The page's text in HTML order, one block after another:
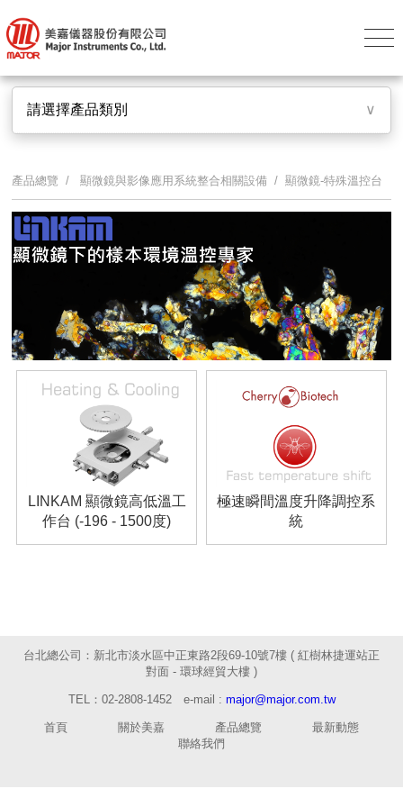
請選擇產品類別 ∨
產品總覽 / 顯微鏡與影像應用系統整合相關設備 / 顯微鏡-特殊溫控台
LINKAM 顯微鏡高低溫工
作台 (-196 - 1500度)
極速瞬間溫度升降調控系
統
台北總公司：新北市淡水區中正東路2段69-10號7樓 ( 紅樹林捷運站正
對面 - 環球經貿大樓 )
TEL：02-2808-1452 e-mail : major@major.com.tw
首頁 關於美嘉 產品總覽
最新動態
聯絡我們